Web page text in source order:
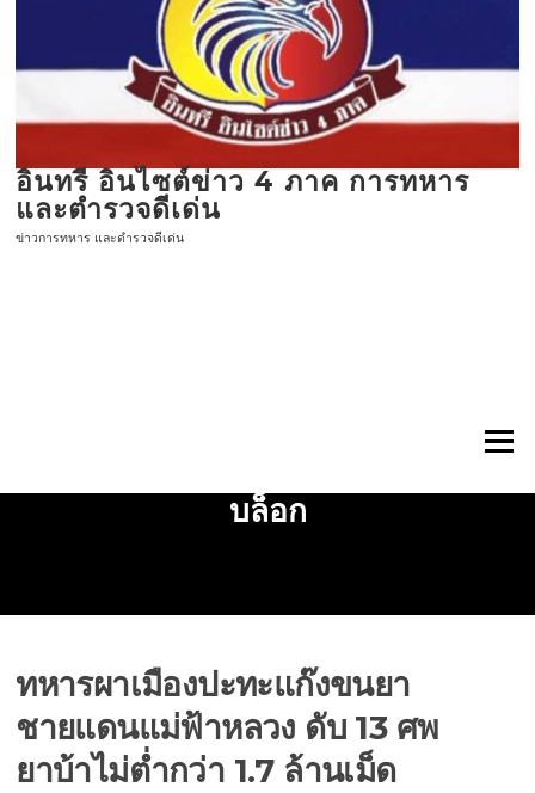
อินทรี อินไซต์ข่าว 4 ภาค การทหาร
และตำรวจดีเด่น
ข่าวการทหาร และตำรวจดีเด่น
เมนู
บล็อก
ทหารผาเมืองปะทะแก๊งขนยา
ชายแดนแม่ฟ้าหลวง ดับ 13 ศพ
ยาบ้าไม่ต่ำกว่า 1.7 ล้านเม็ด